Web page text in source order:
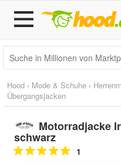
Hood › Mode & Schuhe ›
Übergangsjacken
Motorradjacke
schwarz
1